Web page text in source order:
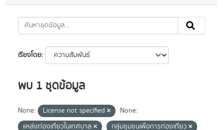
เรียงโดย
พบ 1 ชุดข้อมูล
None: License not specified
None:
แหล่งท่องเที่ยวในเทศบาล
กลุ่มชุมชนเพื่อการท่องเที่ยว